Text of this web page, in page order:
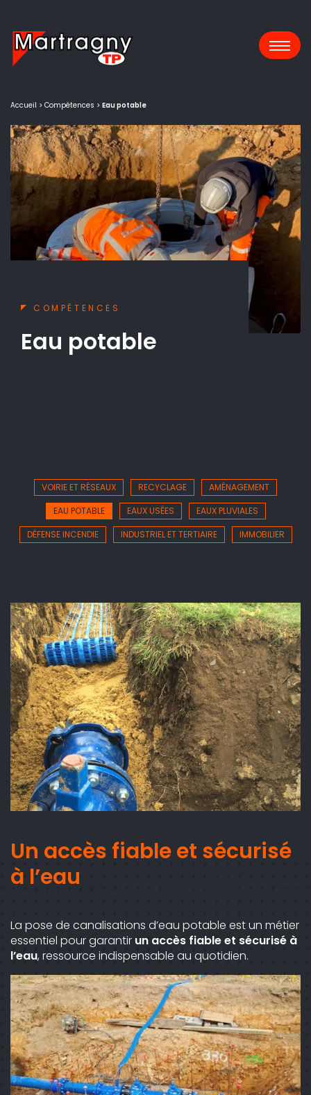
Accueil > Compétences > Eau potable
COMPÉTENCES
Eau potable
VOIRIE ET RÉSEAUX RECYCLAGE
AMÉNAGEMENT
EAU POTABLE
EAUX USÉES
EAUX PLUVIALES
DÉFENSE INCENDIE
INDUSTRIEL ET TERTIAIRE IMMOBILIER
Un accès fiable et sécurisé
à l’eau
La pose de canalisations d’eau potable est un métier
essentiel pour garantir un accès fiable et sécurisé à
l’eau, ressource indispensable au quotidien.